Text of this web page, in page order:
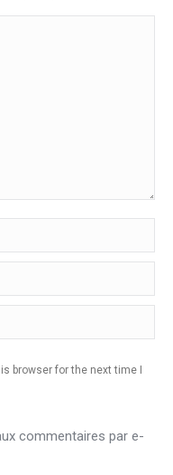
browser for the next time I
commentaires par e-